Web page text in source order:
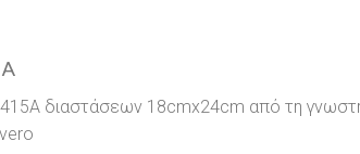
415A διαστάσεων 18cmx24cm από τη